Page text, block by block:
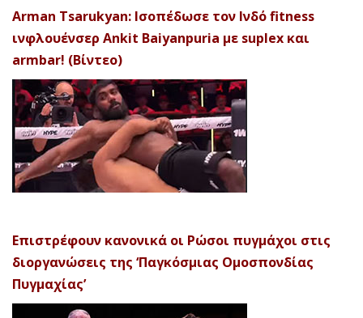
Arman Tsarukyan: Ισοπέδωσε τον Ινδό fitness
ινφλουένσερ Ankit Baiyanpuria με suplex και
armbar! (Βίντεο)
Επιστρέφουν κανονικά οι Ρώσοι πυγμάχοι στις
διοργανώσεις της ‘Παγκόσμιας Ομοσπονδίας
Πυγμαχίας’